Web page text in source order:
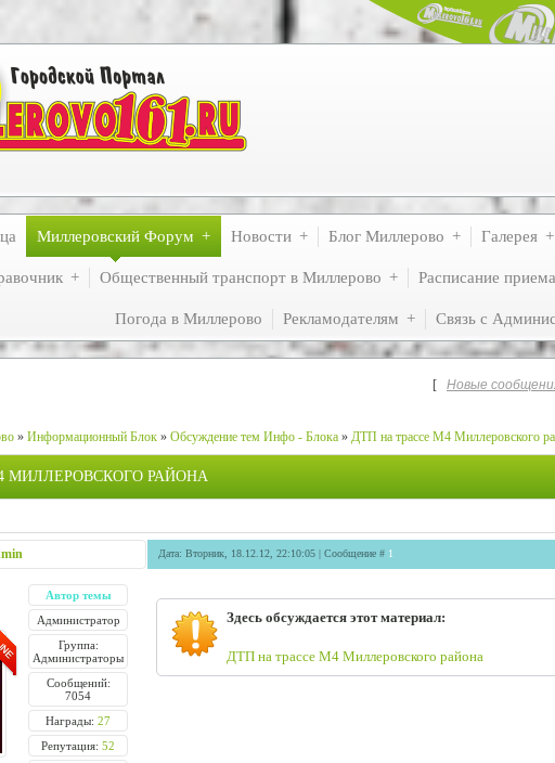
Миллеровский Форум Новости Блог Миллерово Галерея
Общественный транспорт в Миллерово Расписание
Погода в Миллерово Рекламодателям Связь с
[ Новые
» Информационный Блок » Обсуждение тем Инфо - Блока » ДТП на трассе М4 Миллеровского
МИЛЛЕРОВСКОГО РАЙОНА
Дата: Вторник, 18.12.12, 22:10:05 | Сообщение # 1
Автор темы
Администратор
Группа:
Администраторы
Сообщений:
7054
Награды: 27
Репутация: 52
Здесь обсуждается этот материал:
ДТП на трассе М4 Миллеровского района